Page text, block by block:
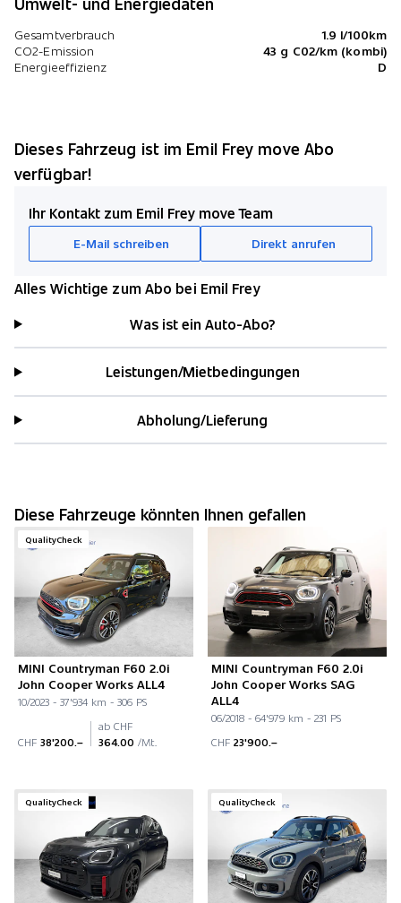
Gesamtverbrauch
1.9 l/100km
CO2-Emission
43 g C02/km (kombi)
Energieeffizienz
D
Dieses Fahrzeug ist im Emil Frey move Abo
verfügbar!
Ihr Kontakt zum Emil Frey move Team
E-Mail schreiben Direkt anrufen
Alles Wichtige zum Abo bei Emil Frey
Was ist ein Auto-Abo?
Leistungen/Mietbedingungen
Abholung/Lieferung
Diese Fahrzeuge könnten Ihnen gefallen
QualityCheck
MINI Countryman F60 2.0i
John Cooper Works ALL4
10/2023 - 37'934 km - 306 PS
CHF 38'200.–
ab CHF
364.00 /Mt.
MINI Countryman F60 2.0i
John Cooper Works SAG
ALL4
06/2018 - 64'979 km - 231 PS
CHF 23'900.–
QualityCheck QualityCheck